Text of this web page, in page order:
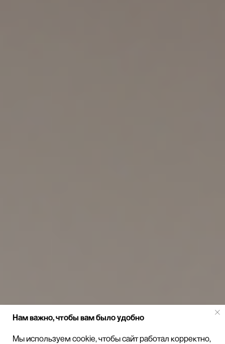
Нам важно, чтобы вам было удобно
Мы используем cookie, чтобы сайт работал корректно,